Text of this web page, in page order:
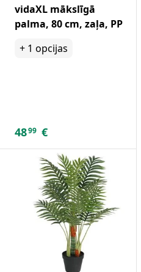
vidaXL mākslīgā
palma, 80 cm, zaļa, PP
+ 1 opcijas
4899 €